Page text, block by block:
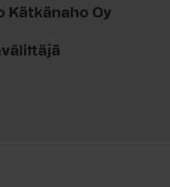
Kätkänaho Oy